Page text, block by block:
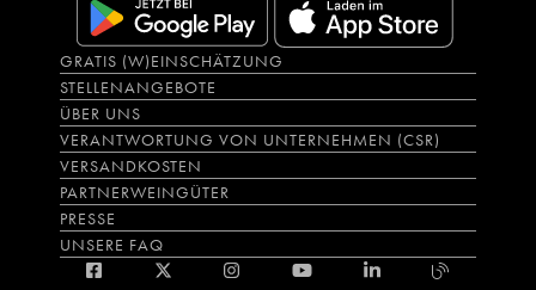
GRATIS (W)EINSCHÄTZUNG
STELLENANGEBOTE
ÜBER UNS
VERANTWORTUNG VON UNTERNEHMEN (CSR)
VERSANDKOSTEN
PARTNERWEINGÜTER
PRESSE
UNSERE FAQ